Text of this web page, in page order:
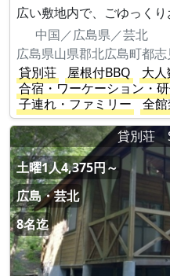
広い敷地内で、ごゆっくり
中国／広島県／芸北
広島県山県郡北広島町都
貸別荘
屋根付BBQ 大人
合宿・ワーケーション・
子連れ・ファミリー
全
貸別荘
土曜1人4,375円～
広島・芸北
8名迄